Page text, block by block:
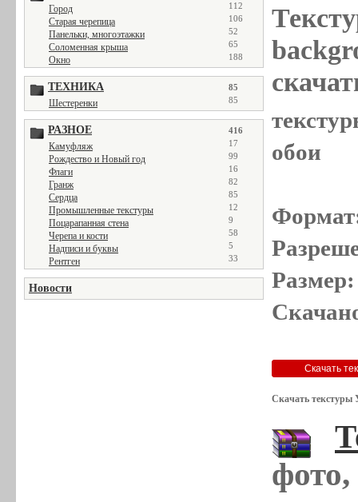
Город 112
Старая черепица 106
Панельки, многоэтажки 52
Соломенная крыша 65
Окно 188
ТЕХНИКА 85
Шестеренки 85
РАЗНОЕ 416
Камуфляж 17
Рождество и Новый год 99
Флаги 16
Гранж 82
Сердца 85
Промышленные текстуры 12
Поцарапанная стена 9
Черепа и кости 58
Надписи и буквы 5
Рентген 33
Новости
обои
Скачать текстуры